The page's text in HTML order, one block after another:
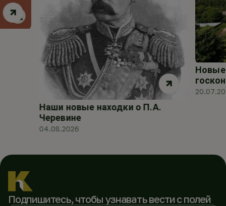
Наши новые находки о П.А.
Черевине
04.08.2026
Новые
Подпишитесь, чтобы узнавать вести с полей